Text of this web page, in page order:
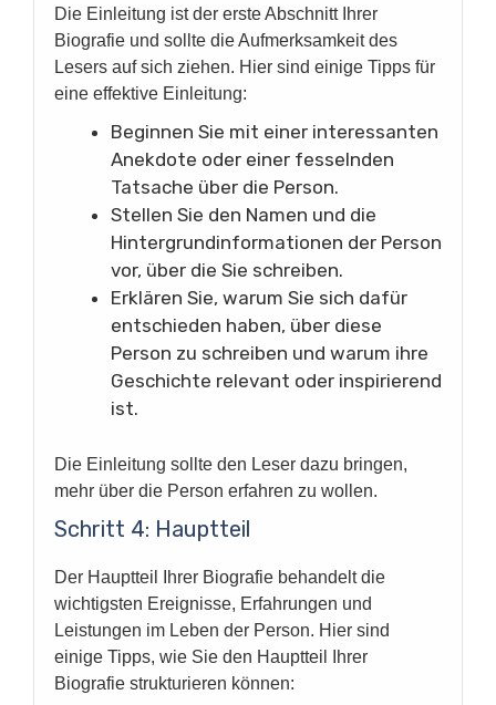
Die Einleitung ist der erste Abschnitt Ihrer
Biografie und sollte die Aufmerksamkeit des
Lesers auf sich ziehen. Hier sind einige Tipps für
eine effektive Einleitung:
Beginnen Sie mit einer interessanten
Anekdote oder einer fesselnden
Tatsache über die Person.
Stellen Sie den Namen und die
Hintergrundinformationen der Person
vor, über die Sie schreiben.
Erklären Sie, warum Sie sich dafür
entschieden haben, über diese
Person zu schreiben und warum ihre
Geschichte relevant oder inspirierend
ist.
Die Einleitung sollte den Leser dazu bringen,
mehr über die Person erfahren zu wollen.
Schritt 4: Hauptteil
Der Hauptteil Ihrer Biografie behandelt die
wichtigsten Ereignisse, Erfahrungen und
Leistungen im Leben der Person. Hier sind
einige Tipps, wie Sie den Hauptteil Ihrer
Biografie strukturieren können: